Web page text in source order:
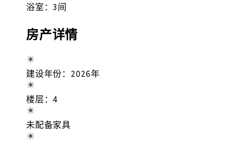
浴室：3间
房产详情
建设年份：2026年
楼层：4
未配备家具